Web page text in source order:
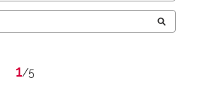
1/5